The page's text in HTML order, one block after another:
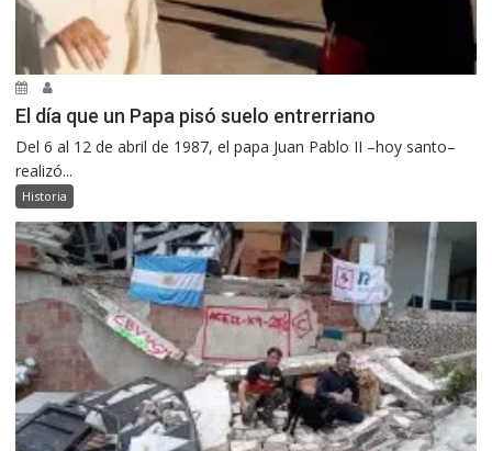
El día que un Papa pisó suelo entrerriano
Del 6 al 12 de abril de 1987, el papa Juan Pablo II –hoy santo–
realizó...
Historia